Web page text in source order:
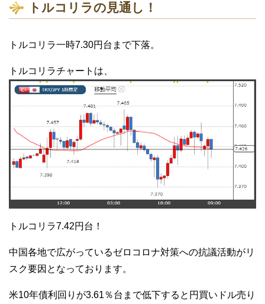
トルコリラの見通し！
トルコリラ一時7.30円台まで下落。
トルコリラチャートは、
トルコリラ7.42円台！
中国各地で広がっているゼロコロナ対策への抗議活動がリ
スク要因となっております。
米10年債利回りが3.61％台まで低下すると円買いドル売り